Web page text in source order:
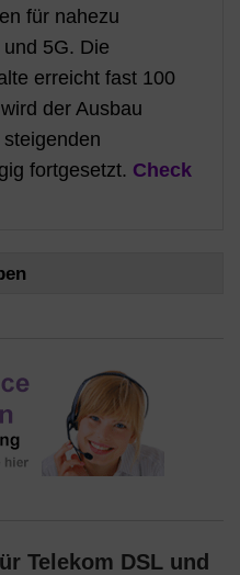
für nahezu
5G. Die
erreicht fast 100
der Ausbau
fortgesetzt. Check
Telekom DSL und